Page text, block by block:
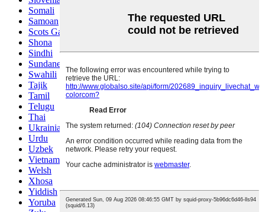
Somali
Samoan
Scots Gaelic
Shona
Sindhi
Sundanese
Swahili
Tajik
Tamil
Telugu
Thai
Ukrainian
Urdu
Uzbek
Vietnamese
Welsh
Xhosa
Yiddish
Yoruba